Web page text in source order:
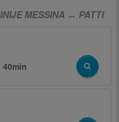
MESSINA ↔ PATTI
40min